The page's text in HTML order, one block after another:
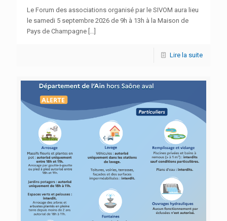
Le Forum des associations organisé par le SIVOM aura lieu
le samedi 5 septembre 2026 de 9h à 13h à la Maison de
Pays de Champagne
Lire la suite